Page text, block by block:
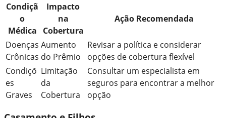
Condiçã
o
Médica
Impacto
na
Cobertura
Ação Recomendada
Doenças
Crônicas
Aumento
do Prêmio
Revisar a política e considerar
opções de cobertura flexível
Condiçõ
es
Graves
Limitação
da
Cobertura
Consultar um especialista em
seguros para encontrar a melhor
opção